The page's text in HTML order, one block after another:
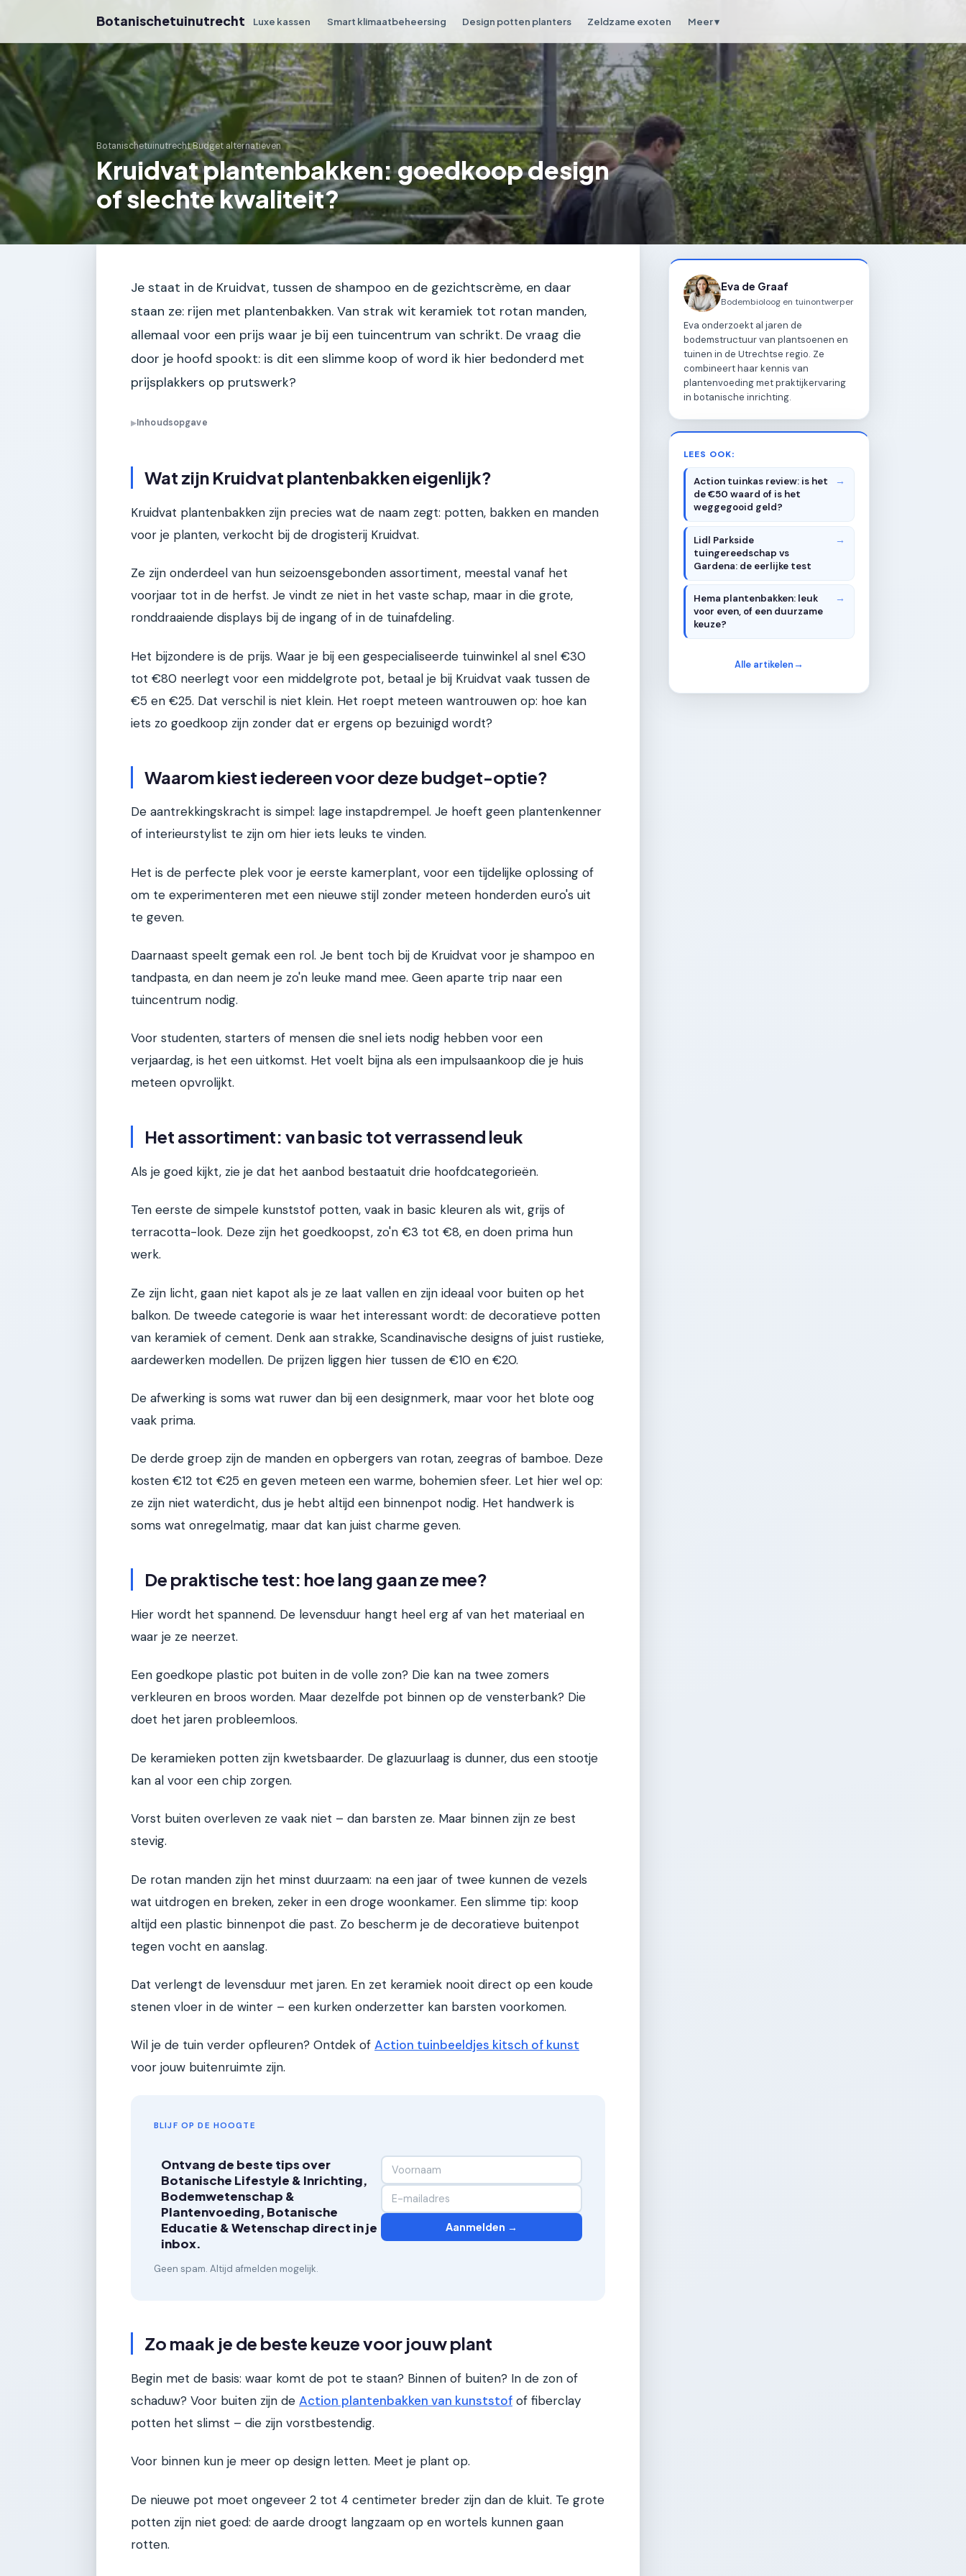
Botanischetuinutrecht Luxe kassen Smart klimaatbeheersing Design potten planters Zeldzame exoten Meer ▾
Botanischetuinutrecht›Budget alternatieven
Kruidvat plantenbakken: goedkoop design
of slechte kwaliteit?
Je staat in de Kruidvat, tussen de shampoo en de gezichtscrème, en daar
staan ze: rijen met plantenbakken. Van strak wit keramiek tot rotan manden,
allemaal voor een prijs waar je bij een tuincentrum van schrikt. De vraag die
door je hoofd spookt: is dit een slimme koop of word ik hier bedonderd met
prijsplakkers op prutswerk?
▶Inhoudsopgave
Wat zijn Kruidvat plantenbakken eigenlijk?
Kruidvat plantenbakken zijn precies wat de naam zegt: potten, bakken en manden
voor je planten, verkocht bij de drogisterij Kruidvat.
Ze zijn onderdeel van hun seizoensgebonden assortiment, meestal vanaf het
voorjaar tot in de herfst. Je vindt ze niet in het vaste schap, maar in die grote,
ronddraaiende displays bij de ingang of in de tuinafdeling.
Het bijzondere is de prijs. Waar je bij een gespecialiseerde tuinwinkel al snel €30
tot €80 neerlegt voor een middelgrote pot, betaal je bij Kruidvat vaak tussen de
€5 en €25. Dat verschil is niet klein. Het roept meteen wantrouwen op: hoe kan
iets zo goedkoop zijn zonder dat er ergens op bezuinigd wordt?
Waarom kiest iedereen voor deze budget-optie?
De aantrekkingskracht is simpel: lage instapdrempel. Je hoeft geen plantenkenner
of interieurstylist te zijn om hier iets leuks te vinden.
Het is de perfecte plek voor je eerste kamerplant, voor een tijdelijke oplossing of
om te experimenteren met een nieuwe stijl zonder meteen honderden euro's uit
te geven.
Daarnaast speelt gemak een rol. Je bent toch bij de Kruidvat voor je shampoo en
tandpasta, en dan neem je zo'n leuke mand mee. Geen aparte trip naar een
tuincentrum nodig.
Voor studenten, starters of mensen die snel iets nodig hebben voor een
verjaardag, is het een uitkomst. Het voelt bijna als een impulsaankoop die je huis
meteen opvrolijkt.
Het assortiment: van basic tot verrassend leuk
Als je goed kijkt, zie je dat het aanbod bestaatuit drie hoofdcategorieën.
Ten eerste de simpele kunststof potten, vaak in basic kleuren als wit, grijs of
terracotta-look. Deze zijn het goedkoopst, zo'n €3 tot €8, en doen prima hun
werk.
Ze zijn licht, gaan niet kapot als je ze laat vallen en zijn ideaal voor buiten op het
balkon. De tweede categorie is waar het interessant wordt: de decoratieve potten
van keramiek of cement. Denk aan strakke, Scandinavische designs of juist rustieke,
aardewerken modellen. De prijzen liggen hier tussen de €10 en €20.
De afwerking is soms wat ruwer dan bij een designmerk, maar voor het blote oog
vaak prima.
De derde groep zijn de manden en opbergers van rotan, zeegras of bamboe. Deze
kosten €12 tot €25 en geven meteen een warme, bohemien sfeer. Let hier wel op:
ze zijn niet waterdicht, dus je hebt altijd een binnenpot nodig. Het handwerk is
soms wat onregelmatig, maar dat kan juist charme geven.
De praktische test: hoe lang gaan ze mee?
Hier wordt het spannend. De levensduur hangt heel erg af van het materiaal en
waar je ze neerzet.
Een goedkope plastic pot buiten in de volle zon? Die kan na twee zomers
verkleuren en broos worden. Maar dezelfde pot binnen op de vensterbank? Die
doet het jaren probleemloos.
De keramieken potten zijn kwetsbaarder. De glazuurlaag is dunner, dus een stootje
kan al voor een chip zorgen.
Vorst buiten overleven ze vaak niet – dan barsten ze. Maar binnen zijn ze best
stevig.
De rotan manden zijn het minst duurzaam: na een jaar of twee kunnen de vezels
wat uitdrogen en breken, zeker in een droge woonkamer. Een slimme tip: koop
altijd een plastic binnenpot die past. Zo bescherm je de decoratieve buitenpot
tegen vocht en aanslag.
Dat verlengt de levensduur met jaren. En zet keramiek nooit direct op een koude
stenen vloer in de winter – een kurken onderzetter kan barsten voorkomen.
Wil je de tuin verder opfleuren? Ontdek of Action tuinbeeldjes kitsch of kunst
voor jouw buitenruimte zijn.
BLIJF OP DE HOOGTE
Ontvang de beste tips over
Botanische Lifestyle & Inrichting,
Bodemwetenschap &
Plantenvoeding, Botanische
Educatie & Wetenschap direct in je
inbox.
Geen spam. Altijd afmelden mogelijk.
Aanmelden →
Zo maak je de beste keuze voor jouw plant
Begin met de basis: waar komt de pot te staan? Binnen of buiten? In de zon of
schaduw? Voor buiten zijn de Action plantenbakken van kunststof of fiberclay
potten het slimst – die zijn vorstbestendig.
Voor binnen kun je meer op design letten. Meet je plant op.
De nieuwe pot moet ongeveer 2 tot 4 centimeter breder zijn dan de kluit. Te grote
potten zijn niet goed: de aarde droogt langzaam op en wortels kunnen gaan
rotten.
Eva de Graaf
Bodembioloog en tuinontwerper
Eva onderzoekt al jaren de
bodemstructuur van plantsoenen en
tuinen in de Utrechtse regio. Ze
combineert haar kennis van
plantenvoeding met praktijkervaring
in botanische inrichting.
LEES OOK:
Action tuinkas review: is het
de €50 waard of is het
weggegooid geld?
Lidl Parkside
tuingereedschap vs
Gardena: de eerlijke test
Hema plantenbakken: leuk
voor even, of een duurzame
keuze?
Alle artikelen